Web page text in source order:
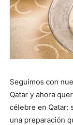
Seguimos con
Qatar y ahora
célebre en Qatar:
una preparación